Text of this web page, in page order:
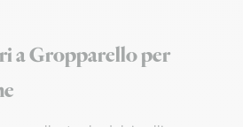
a Gropparello per